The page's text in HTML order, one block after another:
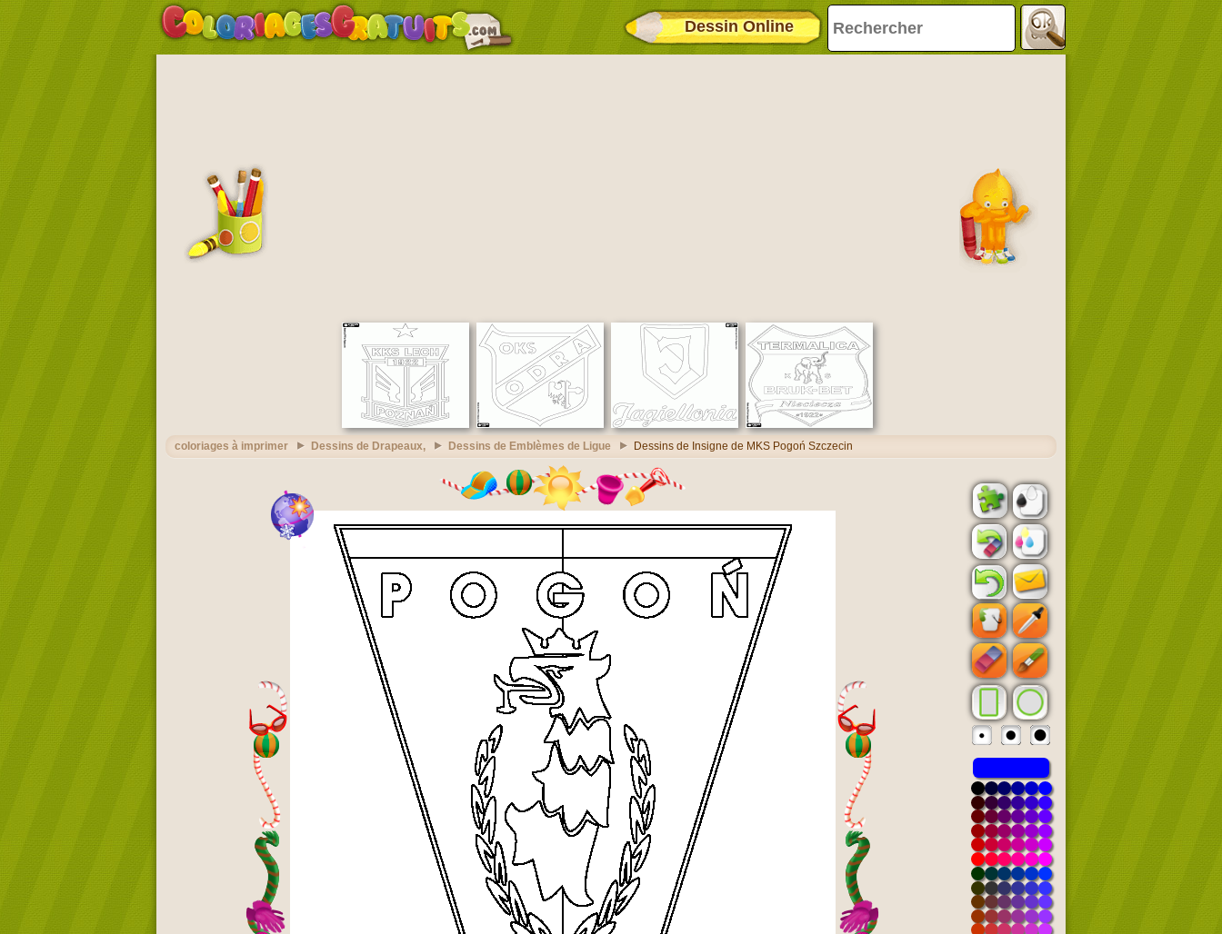
Dessin Online
coloriages à imprimer Dessins de Drapeaux, Dessins de Emblèmes de Ligue Dessins de Insigne de MKS Pogoń Szczecin